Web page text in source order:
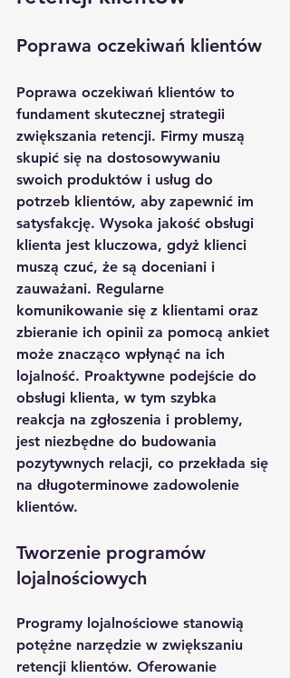
Poprawa oczekiwań klientów
Poprawa oczekiwań klientów to
fundament skutecznej strategii
zwiększania retencji. Firmy muszą
skupić się na dostosowywaniu
swoich produktów i usług do
potrzeb klientów, aby zapewnić im
satysfakcję. Wysoka jakość obsługi
klienta jest kluczowa, gdyż klienci
muszą czuć, że są doceniani i
zauważani. Regularne
komunikowanie się z klientami oraz
zbieranie ich opinii za pomocą ankiet
może znacząco wpłynąć na ich
lojalność. Proaktywne podejście do
obsługi klienta, w tym szybka
reakcja na zgłoszenia i problemy,
jest niezbędne do budowania
pozytywnych relacji, co przekłada się
na długoterminowe zadowolenie
klientów.
Tworzenie programów
lojalnościowych
Programy lojalnościowe stanowią
potężne narzędzie w zwiększaniu
retencji klientów. Oferowanie